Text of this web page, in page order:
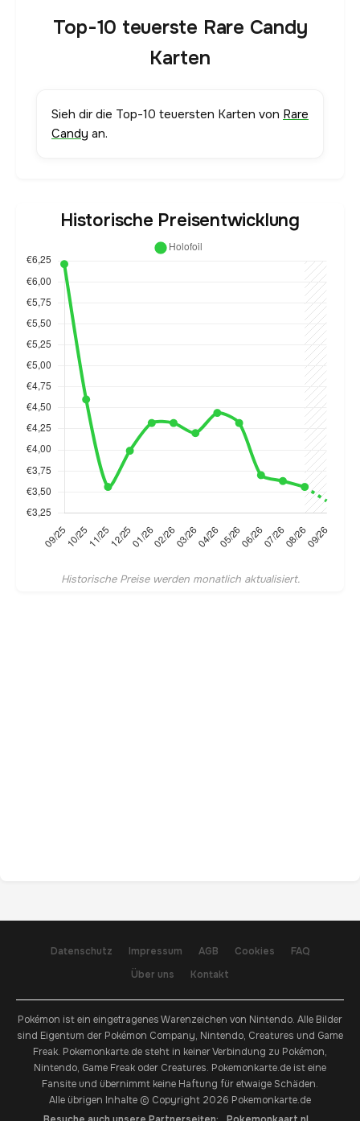
Top-10 teuerste Rare Candy
Karten
Sieh dir die Top-10 teuersten Karten von Rare
Candy an.
Historische Preisentwicklung
Historische Preise werden monatlich aktualisiert.
Datenschutz Impressum AGB Cookies
FAQ
Über uns
Kontakt
Pokémon ist ein eingetragenes Warenzeichen von Nintendo. Alle Bilder
sind Eigentum der Pokémon Company, Nintendo, Creatures und Game
Freak. Pokemonkarte.de steht in keiner Verbindung zu Pokémon,
Nintendo, Game Freak oder Creatures. Pokemonkarte.de ist eine
Fansite und übernimmt keine Haftung für etwaige Schäden.
Alle übrigen Inhalte © Copyright 2026 Pokemonkarte.de